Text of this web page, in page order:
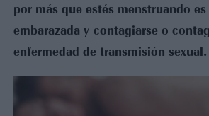
por más que estés menstruando
embarazada y contagiarse o
enfermedad de transmisión sexual.